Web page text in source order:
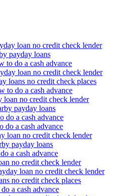
loan no credit check lender
payday loans
to do a cash advance
loan no credit check lender
loans no credit check places
to do a cash advance
loan no credit check lender
payday loans
do a cash advance
do a cash advance
loan no credit check lender
payday loans
a cash advance
no credit check lender
loan no credit check lender
no credit check places
a cash advance